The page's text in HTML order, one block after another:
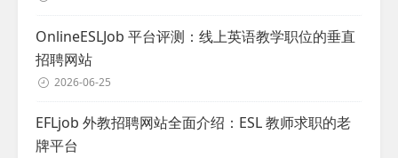
OnlineESLJob 平台评测：线上英语教学职位的垂直
招聘网站
2026-06-25
EFLjob 外教招聘网站全面介绍：ESL 教师求职的老
牌平台